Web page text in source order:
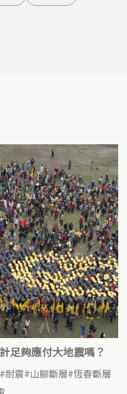
足夠應付大地震嗎？
耐震 山腳斷層 恆春斷層